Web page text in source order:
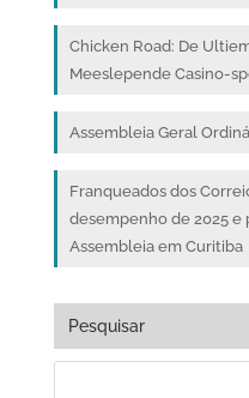
Chicken Road: De
Meeslepende Casino-
Assembleia Geral
Franqueados dos
desempenho de 2025 e
Assembleia em Curitiba
Pesquisar